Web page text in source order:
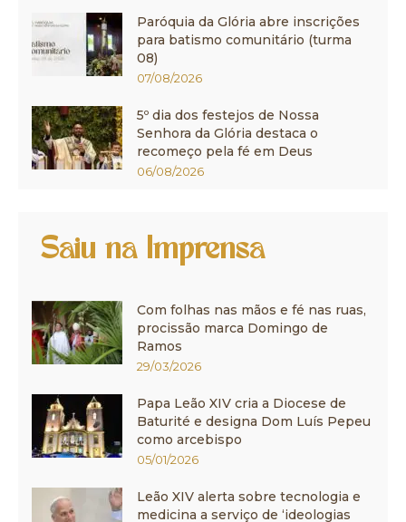
Paróquia da Glória abre inscrições
para batismo comunitário (turma
08)
07/08/2026
5º dia dos festejos de Nossa
Senhora da Glória destaca o
recomeço pela fé em Deus
06/08/2026
Saiu na Imprensa
Com folhas nas mãos e fé nas ruas,
procissão marca Domingo de
Ramos
29/03/2026
Papa Leão XIV cria a Diocese de
Baturité e designa Dom Luís Pepeu
como arcebispo
05/01/2026
Leão XIV alerta sobre tecnologia e
medicina a serviço de ‘ideologias